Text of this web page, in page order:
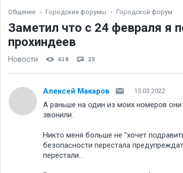
Общение Городские форумы Городской форум
Заметил что с 24 февраля я
прохиндеев
Новости 618 25
Алексей Макаров 15.03.2022
А раньше на один из моих номеров
звонили.
Никто меня больше не "хочет
безопасности перестала
перестали...